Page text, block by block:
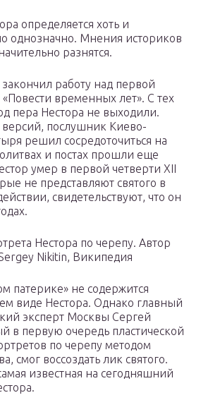
определяется хоть и
однозначно. Мнения историков
разнятся.
работу над первой
временных лет». С тех
пера Нестора не выходили.
версий, послушник Киево-
решил сосредоточиться на
и постах прошли еще
умер в первой четверти XII
не представляют святого в
свидетельствуют, что он
Нестора по черепу. Автор
Nikitin, Википедия
патерике» не содержится
виде Нестора. Однако главный
эксперт Москвы Сергей
в первую очередь пластической
по черепу методом
смог воссоздать лик святого.
известная на сегодняшний